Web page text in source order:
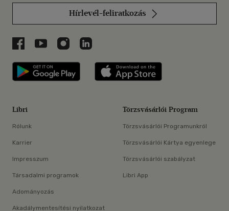
Hírlevél-feliratkozás
Libri a Facebookon
Libri a Youtube-on
Libri az Instagramon
Libri a LinkedInen
Libri applikáció Szerezd meg: Google
Libri
Rólunk
Karrier
Impresszum
Társadalmi programok
Adományozás
Akadálymentesítési nyilatkozat
Törzsvásárlói Program
Törzsvásárlói Programunkról
Törzsvásárlói Kártya egyenlege
Törzsvásárlói szabályzat
Libri App